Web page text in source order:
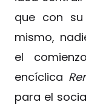
que con
mismo,
el
encíclica
para el